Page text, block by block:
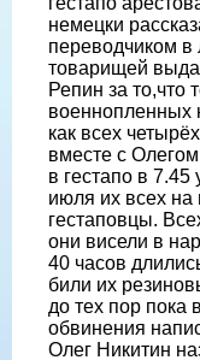
немецки
переводчиком в
товарищей
Репин за то,что
военнопленных
как всех
вместе с
в гестапо в
июля их всех
гестаповцы.
они висели в
40 часов
били их
до тех пор пока
обвинения
Олег Никитин